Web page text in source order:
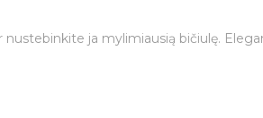
ja mylimiausią bičiulę.